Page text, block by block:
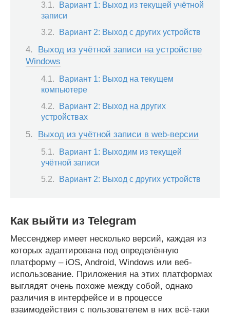
Вариант 1: Выход из текущей учётной
записи
Вариант 2: Выход с других устройств
Выход из учётной записи на устройстве
Windows
Вариант 1: Выход на текущем
компьютере
Вариант 2: Выход на других
устройствах
Выход из учётной записи в web-версии
Вариант 1: Выходим из текущей
учётной записи
Вариант 2: Выход с других устройств
Как выйти из Telegram
Мессенджер имеет несколько версий, каждая из
которых адаптирована под определённую
платформу – iOS, Android, Windows или веб-
использование. Приложения на этих платформах
выглядят очень похоже между собой, однако
различия в интерфейсе и в процессе
взаимодействия с пользователем в них всё-таки